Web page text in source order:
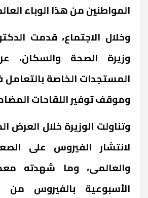
المواطنين من هذا الوباء
وخلال الاجتماع، قدمت
وزيرة الصحة والسكان،
المستجدات الخاصة بالتعامل
وموقف توفير اللقاحات
وتناولت الوزيرة خلال العرض
لانتشار الفيروس على
والعالمى، وما شهدته
الأسبوعية بالفيروس